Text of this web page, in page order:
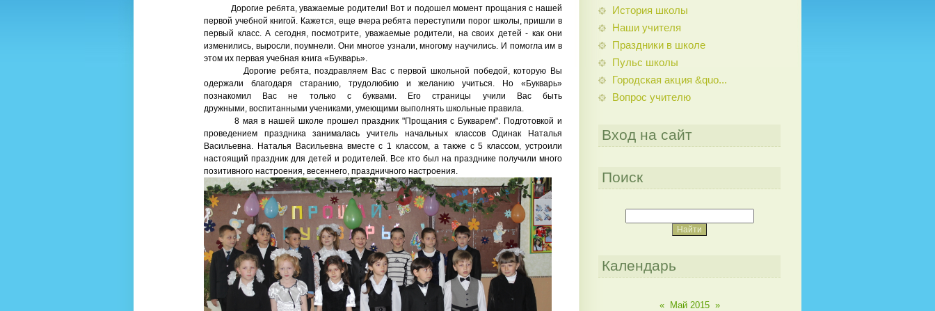
Дорогие ребята, уважаемые родители! Вот и подошел момент прощания с нашей
первой учебной книгой. Кажется, еще вчера ребята переступили порог школы, пришли в
первый класс. А сегодня, посмотрите, уважаемые родители, на своих детей - как они
изменились, выросли, поумнели. Они многое узнали, многому научились. И помогла им в
этом их первая учебная книга «Букварь».
Дорогие ребята, поздравляем Вас с первой школьной победой, которую Вы
одержали благодаря старанию, трудолюбию и желанию учиться. Но «Букварь»
познакомил Вас не только с буквами. Его страницы учили Вас быть
дружными, воспитанными учениками, умеющими выполнять школьные правила.
8 мая в нашей школе прошел праздник "Прощания с Букварем". Подготовкой и
проведением праздника занималась учитель начальных классов Одинак Наталья
Васильевна. Наталья Васильевна вместе с 1 классом, а также с 5 классом, устроили
настоящий праздник для детей и родителей. Все кто был на празднике получили много
позитивного настроения, весеннего, праздничного настроения.
История школы
Наши учителя
Праздники в школе
Пульс школы
Городская акция &quo...
Вопрос учителю
Вход на сайт
Поиск
Календарь
« Май 2015 »